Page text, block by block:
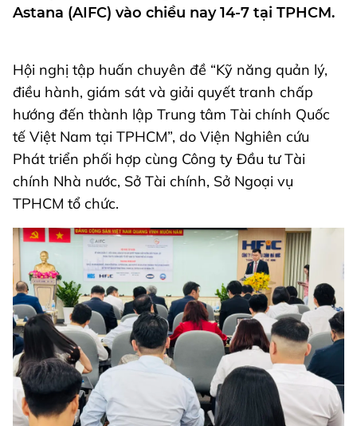
Astana (AIFC) vào chiều nay 14-7 tại TPHCM.
Hội nghị tập huấn chuyên đề “Kỹ năng quản lý,
điều hành, giám sát và giải quyết tranh chấp
hướng đến thành lập Trung tâm Tài chính Quốc
tế Việt Nam tại TPHCM”, do Viện Nghiên cứu
Phát triển phối hợp cùng Công ty Đầu tư Tài
chính Nhà nước, Sở Tài chính, Sở Ngoại vụ
TPHCM tổ chức.